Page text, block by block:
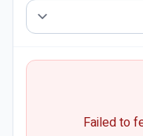
Failed to